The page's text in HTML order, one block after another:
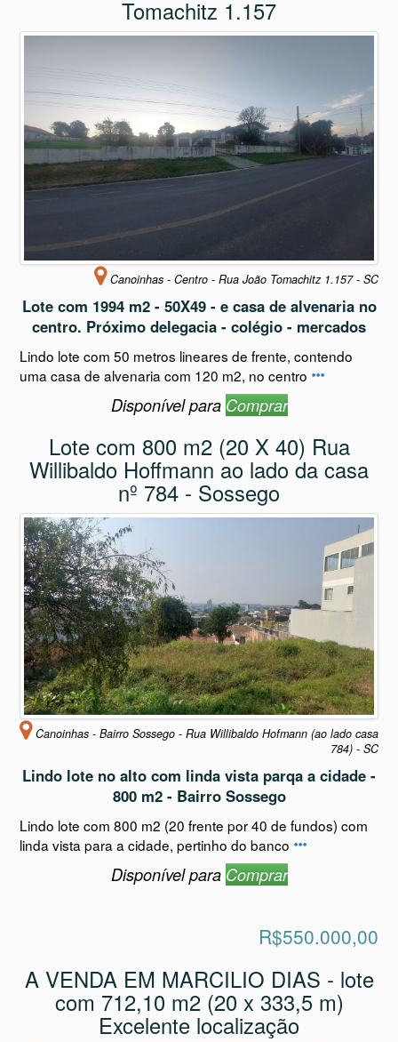
Tomachitz 1.157
Canoinhas - Centro - Rua João Tomachitz 1.157 - SC
Lote com 1994 m2 - 50X49 - e casa de alvenaria no
centro. Próximo delegacia - colégio - mercados
Lindo lote com 50 metros lineares de frente, contendo
uma casa de alvenaria com 120 m2, no centro
Disponível para Comprar
Lote com 800 m2 (20 X 40) Rua
Willibaldo Hoffmann ao lado da casa
nº 784 - Sossego
Canoinhas - Bairro Sossego - Rua Willibaldo Hofmann (ao lado casa
784) - SC
Lindo lote no alto com linda vista parqa a cidade -
800 m2 - Bairro Sossego
Lindo lote com 800 m2 (20 frente por 40 de fundos) com
linda vista para a cidade, pertinho do banco
Disponível para Comprar
R$550.000,00
A VENDA EM MARCILIO DIAS - lote
com 712,10 m2 (20 x 333,5 m)
Excelente localização